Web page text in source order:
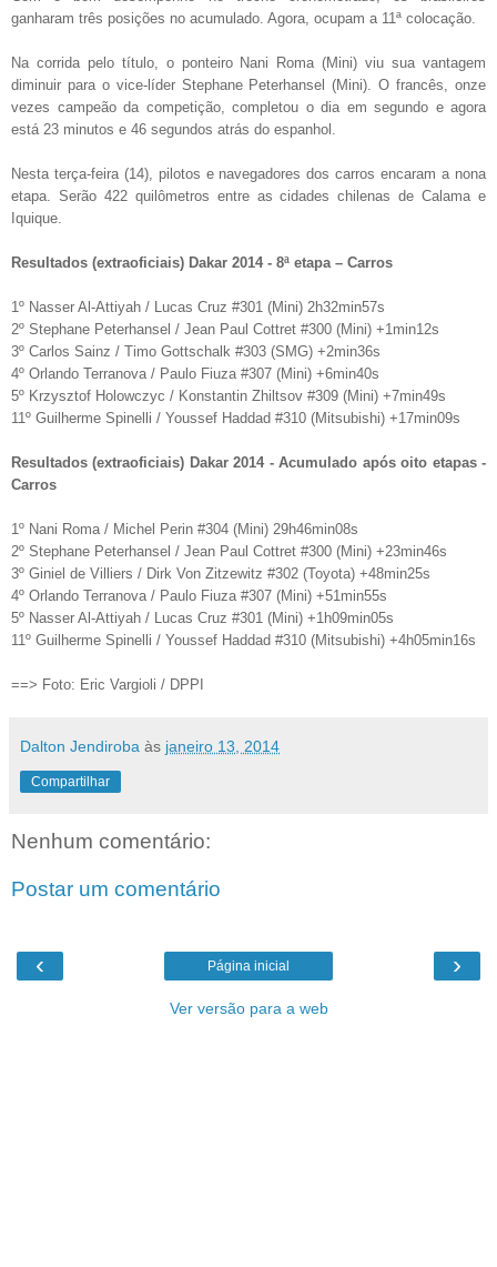
ganharam três posições no acumulado. Agora, ocupam a 11ª colocação.
Na corrida pelo título, o ponteiro Nani Roma (Mini) viu sua vantagem
diminuir para o vice-líder Stephane Peterhansel (Mini). O francês, onze
vezes campeão da competição, completou o dia em segundo e agora
está 23 minutos e 46 segundos atrás do espanhol.
Nesta terça-feira (14), pilotos e navegadores dos carros encaram a nona
etapa. Serão 422 quilômetros entre as cidades chilenas de Calama e
Iquique.
Resultados (extraoficiais) Dakar 2014 - 8ª etapa – Carros
1º Nasser Al-Attiyah / Lucas Cruz #301 (Mini) 2h32min57s
2º Stephane Peterhansel / Jean Paul Cottret #300 (Mini) +1min12s
3º Carlos Sainz / Timo Gottschalk #303 (SMG) +2min36s
4º Orlando Terranova / Paulo Fiuza #307 (Mini) +6min40s
5º Krzysztof Holowczyc / Konstantin Zhiltsov #309 (Mini) +7min49s
11º Guilherme Spinelli / Youssef Haddad #310 (Mitsubishi) +17min09s
Resultados (extraoficiais) Dakar 2014 - Acumulado após oito etapas -
Carros
1º Nani Roma / Michel Perin #304 (Mini) 29h46min08s
2º Stephane Peterhansel / Jean Paul Cottret #300 (Mini) +23min46s
3º Giniel de Villiers / Dirk Von Zitzewitz #302 (Toyota) +48min25s
4º Orlando Terranova / Paulo Fiuza #307 (Mini) +51min55s
5º Nasser Al-Attiyah / Lucas Cruz #301 (Mini) +1h09min05s
11º Guilherme Spinelli / Youssef Haddad #310 (Mitsubishi) +4h05min16s
==> Foto: Eric Vargioli / DPPI
Dalton Jendiroba às janeiro 13, 2014
Compartilhar
Nenhum comentário:
Postar um comentário
‹ ›
Página inicial
Ver versão para a web